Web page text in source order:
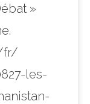
»
fr/
les-